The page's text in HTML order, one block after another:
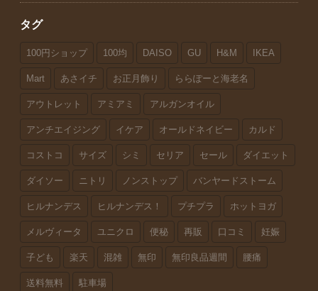
タグ
100円ショップ 100均 DAISO GU H&M IKEA
Mart あさイチ お正月飾り ららぽーと海老名
アウトレット アミアミ アルガンオイル
アンチエイジング イケア オールドネイビー カルド
コストコ サイズ シミ セリア セール ダイエット
ダイソー ニトリ ノンストップ バンヤードストーム
ヒルナンデス ヒルナンデス！ プチプラ ホットヨガ
メルヴィータ ユニクロ 便秘 再販 口コミ 妊娠
子ども 楽天 混雑 無印 無印良品週間 腰痛
送料無料 駐車場